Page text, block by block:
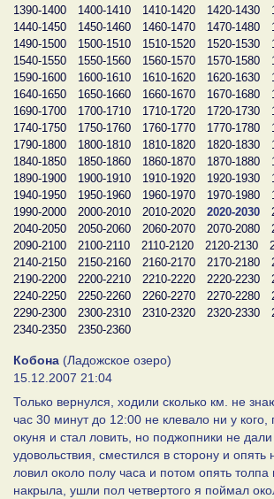
1390-1400
1400-1410 1410-1420 1420-1430
1440-1450
1450-1460 1460-1470 1470-1480
1490-1500
1500-1510 1510-1520 1520-1530
1540-1550
1550-1560 1560-1570 1570-1580
1590-1600
1600-1610 1610-1620 1620-1630
1640-1650
1650-1660 1660-1670 1670-1680
1690-1700
1700-1710 1710-1720 1720-1730
1740-1750
1750-1760 1760-1770 1770-1780
1790-1800
1800-1810 1810-1820 1820-1830
1840-1850
1850-1860 1860-1870 1870-1880
1890-1900
1900-1910 1910-1920 1920-1930
1940-1950
1950-1960 1960-1970 1970-1980
1990-2000
2000-2010 2010-2020 2020-2030
2040-2050
2050-2060 2060-2070 2070-2080
2090-2100
2100-2110 2110-2120 2120-2130
2140-2150
2150-2160 2160-2170 2170-2180
2190-2200
2200-2210 2210-2220 2220-2230
2240-2250
2250-2260 2260-2270 2270-2280
2290-2300
2300-2310 2310-2320 2320-2330
2340-2350
2350-2360
Кобона (Ладожское озеро)
15.12.2007 21:04
Только вернулся, ходили сколько км. не
час 30 минут до 12:00 не клевало ни у
окуня и стал ловить, но поджопники не дали
удовольствия, сместился в сторону и опять
ловил около полу часа и потом опять толпа
накрыла, ушли пол четвертого я поймал